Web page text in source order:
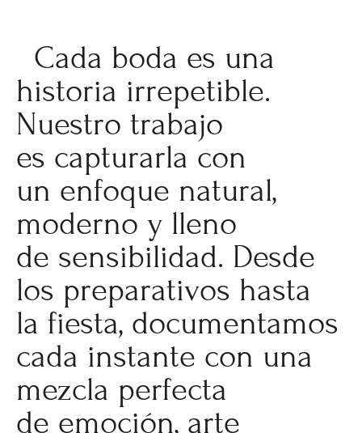
Cada boda es una
historia irrepetible.
Nuestro trabajo
es capturarla con
un enfoque natural,
moderno y lleno
de sensibilidad. Desde
los preparativos hasta
la fiesta, documentamos
cada instante con una
mezcla perfecta
de emoción, arte